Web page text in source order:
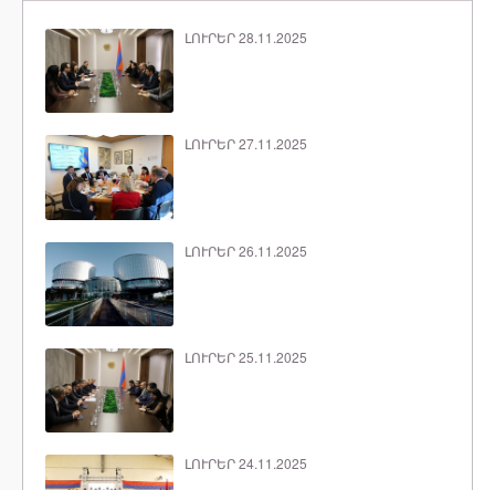
ԼՈՒՐԵՐ 28.11.2025
ԼՈՒՐԵՐ 27.11.2025
ԼՈՒՐԵՐ 26.11.2025
ԼՈՒՐԵՐ 25.11.2025
ԼՈՒՐԵՐ 24.11.2025